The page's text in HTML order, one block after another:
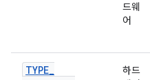
드웨
어
TYPE_
하드